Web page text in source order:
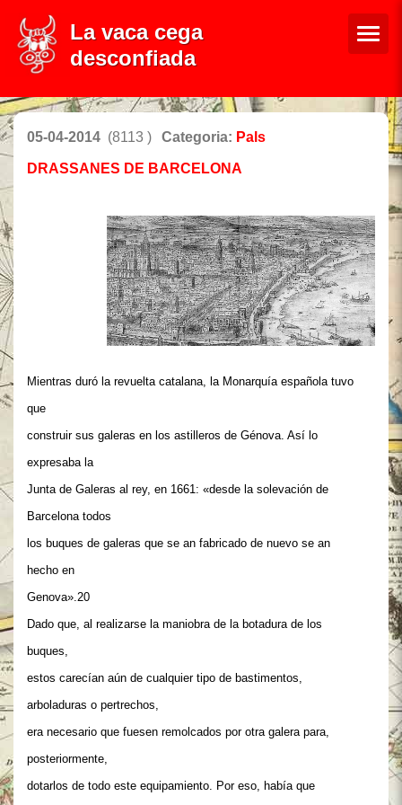
La vaca cega
desconfiada
05-04-2014 (8113 ) Categoria: Pals
DRASSANES DE BARCELONA
Mientras duró la revuelta catalana, la Monarquía española tuvo
que
construir sus galeras en los astilleros de Génova. Así lo
expresaba la
Junta de Galeras al rey, en 1661: «desde la solevación de
Barcelona todos
los buques de galeras que se an fabricado de nuevo se an
hecho en
Genova».20
Dado que, al realizarse la maniobra de la botadura de los
buques,
estos carecían aún de cualquier tipo de bastimentos,
arboladuras o pertrechos,
era necesario que fuesen remolcados por otra galera para,
posteriormente,
dotarlos de todo este equipamiento. Por eso, había que